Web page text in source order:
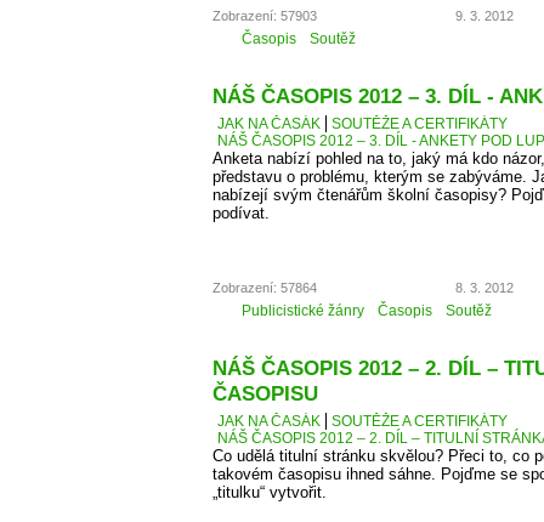
Zobrazení: 57903 9. 3. 2012
Časopis Soutěž
NÁŠ ČASOPIS 2012 – 3. DÍL -
JAK NA ČASÁK
SOUTĚŽE A CERTIFIKÁTY
NÁŠ ČASOPIS 2012 – 3. DÍL - ANKETY POD
Anketa nabízí pohled na to, jaký má kdo
představu o problému, kterým se zabýváme.
nabízejí svým čtenářům školní časopisy?
podívat.
Zobrazení: 57864 8. 3. 2012
Publicistické žánry Časopis Soutěž
NÁŠ ČASOPIS 2012 – 2. DÍL –
ČASOPISU
JAK NA ČASÁK
SOUTĚŽE A CERTIFIKÁTY
NÁŠ ČASOPIS 2012 – 2. DÍL – TITULNÍ
Co udělá titulní stránku skvělou? Přeci to, co
takovém časopisu ihned sáhne. Pojďme se
„titulku“ vytvořit.